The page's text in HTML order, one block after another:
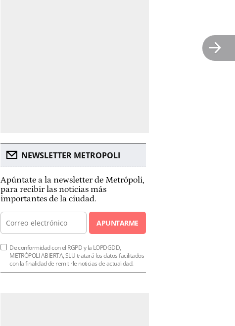
NEWSLETTER METROPOLI
Apúntate a la newsletter de Metrópoli,
para recibir las noticias más
importantes de la ciudad.
APUNTARME
De conformidad con el RGPD y la LOPDGDD,
METRÓPOLI ABIERTA, SLU tratará los datos facilitados
con la finalidad de remitirle noticias de actualidad.